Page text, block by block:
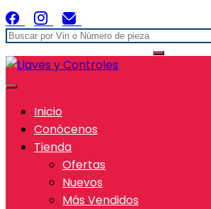
Inicio
Conócenos
Tienda
Ofertas
Nuevos
Más Vendidos